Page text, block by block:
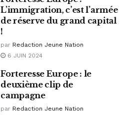
L’immigration, c’est l’armée
de réserve du grand capital
!
par Redaction Jeune Nation
6 JUIN 2024
Forteresse Europe : le
deuxième clip de
campagne
par Redaction Jeune Nation